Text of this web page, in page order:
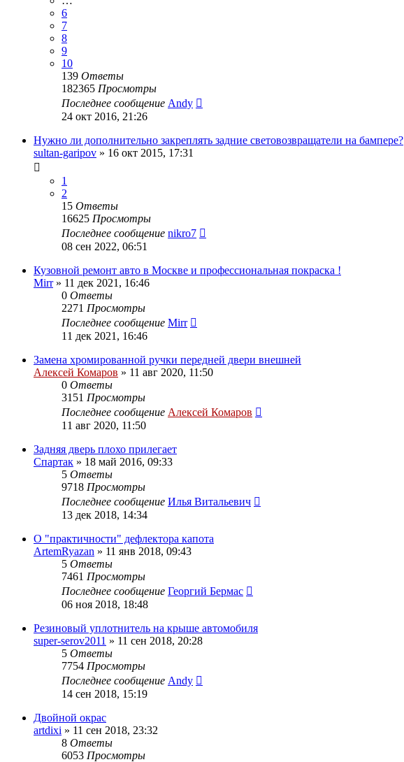
6
7
8
9
10
139 Ответы
182365 Просмотры
Последнее сообщение Andy
24 окт 2016, 21:26
Нужно ли дополнительно закреплять задние световозвращатели на бампере?
sultan-garipov » 16 окт 2015, 17:31
1
2
15 Ответы
16625 Просмотры
Последнее сообщение nikro7
08 сен 2022, 06:51
Кузовной ремонт авто в Москве и профессиональная покраска !
Mirr» 11 дек 2021, 16:46
0 Ответы
2271 Просмотры
Последнее сообщение Mirr
11 дек 2021, 16:46
Замена хромированной ручки передней двери внешней
Алексей Комаров » 11 авг 2020, 11:50
0 Ответы
3151 Просмотры
Последнее сообщение Алексей Комаров
11 авг 2020, 11:50
Задняя дверь плохо прилегает
Спартак » 18 май 2016, 09:33
5 Ответы
9718 Просмотры
Последнее сообщение Илья Витальевич
13 дек 2018, 14:34
О "практичности" дефлектора капота
ArtemRyazan » 11 янв 2018, 09:43
5 Ответы
7461 Просмотры
Последнее сообщение Георгий Бермас
06 ноя 2018, 18:48
Резиновый уплотнитель на крыше автомобиля
super-serov2011 » 11 сен 2018, 20:28
5 Ответы
7754 Просмотры
Последнее сообщение Andy
14 сен 2018, 15:19
Двойной окрас
artdixi » 11 сен 2018, 23:32
8 Ответы
6053 Просмотры